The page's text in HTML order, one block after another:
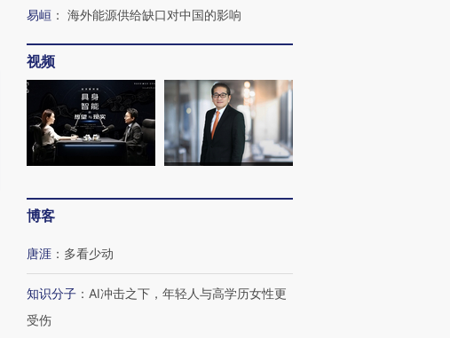
易峘 ： 海外能源供给缺口对中国的影响
视频
博客
唐涯 ： 多看少动
知识分子 ： AI冲击之下，年轻人与高学历女性更
受伤